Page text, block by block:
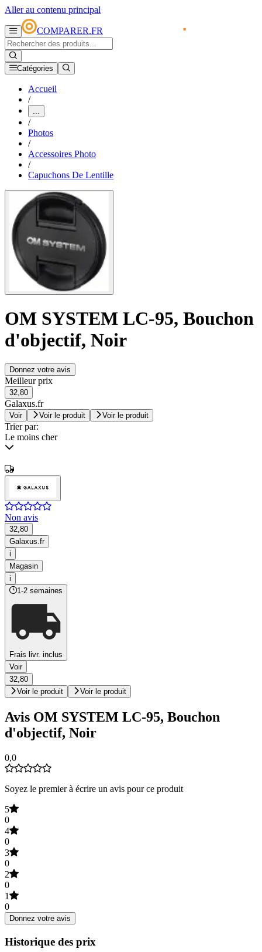
Aller au contenu principal
COMPARER.FR
Catégories
Accueil
/
...
/
Photos
/
Accessoires Photo
/
Capuchons De Lentille
OM SYSTEM LC-95, Bouchon
d'objectif, Noir
Donnez votre avis
Meilleur prix
32,80
Galaxus.fr
Voir Voir le produit Voir le produit
Trier par:
Le moins cher
Non avis
32,80
Galaxus.fr
i
Magasin
i
1-2 semaines
Frais livr. inclus
Voir
32,80
Voir le produit
Voir le produit
Avis OM SYSTEM LC-95, Bouchon
d'objectif, Noir
0,0
Soyez le premier à écrire un avis pour ce produit
5
0
4
0
3
0
2
0
1
0
Donnez votre avis
Historique des prix